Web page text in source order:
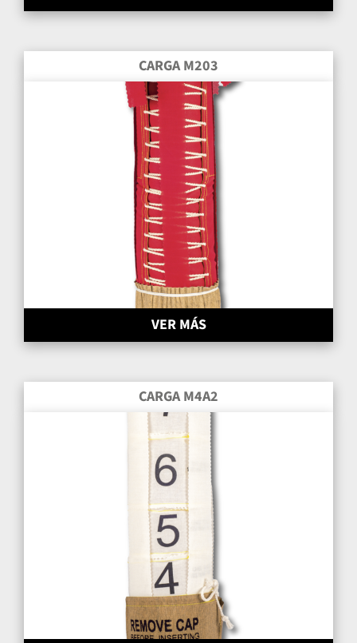
CARGA M203
VER MÁS
CARGA M4A2